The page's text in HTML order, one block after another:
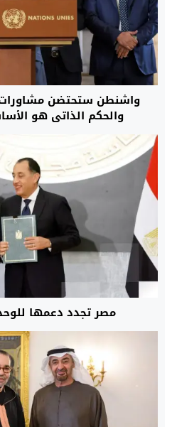
واشنطن ستحتضن
والحكم الذاتي هو
مصر تجدد دعمها